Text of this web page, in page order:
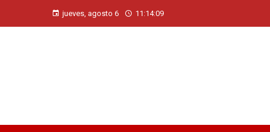
jueves, agosto 6 11:14:10